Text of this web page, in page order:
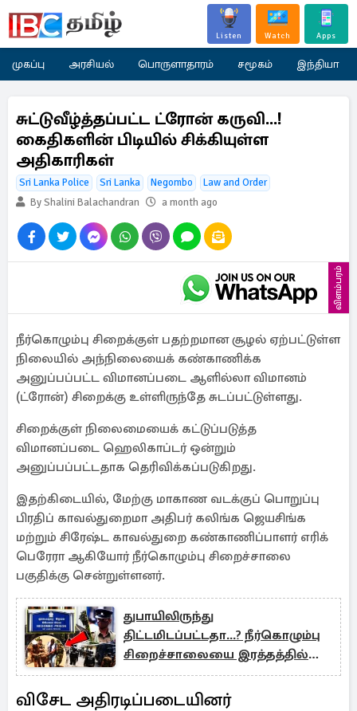
Listen Watch Apps
முகப்பு அரசியல் பொருளாதாரம் சமூகம் இந்தியா
சுட்டுவீழ்த்தப்பட்ட ட்ரோன் கருவி...!
கைதிகளின் பிடியில் சிக்கியுள்ள
அதிகாரிகள்
Sri Lanka Police Sri Lanka Negombo
Law and Order
By Shalini Balachandran
a month ago
விளம்பரம்
நீர்கொழும்பு சிறைக்குள் பதற்றமான சூழல் ஏற்பட்டுள்ள
நிலையில் அந்நிலையைக் கண்காணிக்க
அனுப்பப்பட்ட விமானப்படை ஆளில்லா விமானம்
(ட்ரோன்) சிறைக்கு உள்ளிருந்தே சுடப்பட்டுள்ளது.
சிறைக்குள் நிலைமையைக் கட்டுப்படுத்த
விமானப்படை ஹெலிகாப்டர் ஒன்றும்
அனுப்பப்பட்டதாக தெரிவிக்கப்படுகிறது.
இதற்கிடையில், மேற்கு மாகாண வடக்குப் பொறுப்பு
பிரதிப் காவல்துறைமா அதிபர் கலிங்க ஜெயசிங்க
மற்றும் சிரேஷ்ட காவல்துறை கண்காணிப்பாளர் எரிக்
பெரேரா ஆகியோர் நீர்கொழும்பு சிறைச்சாலை
பகுதிக்கு சென்றுள்ளனர்.
துபாயிலிருந்து
திட்டமிடப்பட்டதா...? நீர்கொழும்பு
சிறைச்சாலையை இரத்தத்தில்
நனைத்த மாபெரும் மோதல்
விசேட அதிரடிப்படையினர்